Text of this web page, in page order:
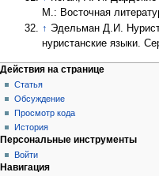
М.: Восточная
↑ Эдельман Д.И.
нуристанские языки.
Действия на странице
Статья
Обсуждение
Просмотр кода
История
Персональные инструменты
Войти
Навигация